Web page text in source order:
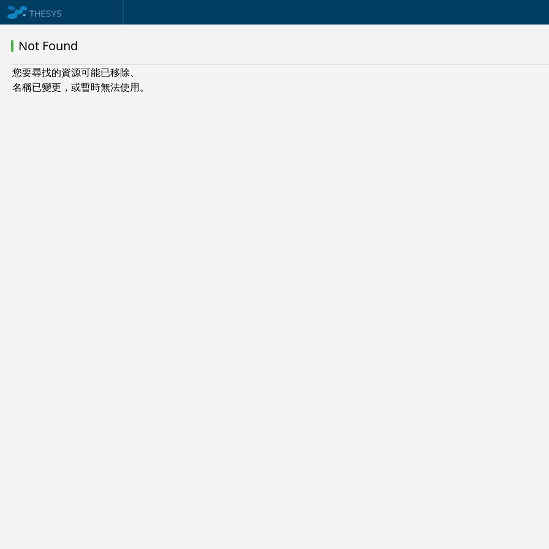
Not Found
您要尋找的資源可能已移除、
名稱已變更，或暫時無法使用。